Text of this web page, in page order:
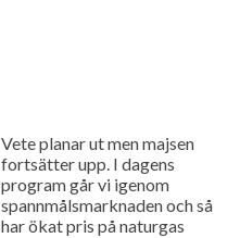
Vete planar ut men majsen
fortsätter upp. I dagens
program går vi igenom
spannmålsmarknaden och så
har ökat pris på naturgas